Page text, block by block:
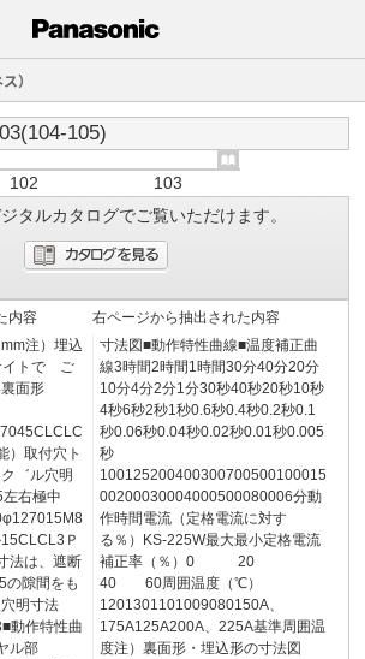
）
105)
102
103
タルカタログでご覧いただけます。
内容
注）埋込
イトで ご
面形
）取付穴ト
゛ル穴明
右極中
Ｐ
法は、遮断
の隙間をも
明寸法
動作特性曲
ル部
右ページから抽出された内容
寸法図■動作特性曲線■温度補正曲
線3時間2時間1時間30分40分20分
10分4分2分1分30秒40秒20秒10秒
4秒6秒2秒1秒0.6秒0.4秒0.2秒0.1
秒0.06秒0.04秒0.02秒0.01秒0.005
秒
100125200400300700500100015
00200030004000500080006分動
作時間電流（定格電流に対す
る％）KS-225W最大最小定格電流
補正率（％）0 20
40 60周囲温度（℃）
1201301101009080150A、
175A125A200A、225A基準周囲温
度注）裏面形・埋込形の寸法図